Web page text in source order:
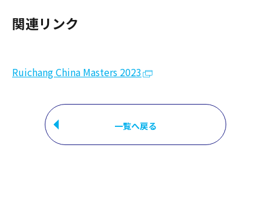
関連リンク
Ruichang China Masters 2023
一覧へ戻る